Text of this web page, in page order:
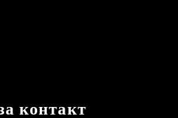
контакт